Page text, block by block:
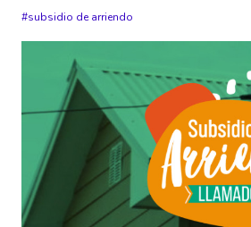
subsidio de arriendo